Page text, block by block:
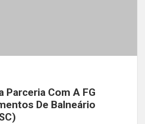
Parceria Com A FG
De Balneário